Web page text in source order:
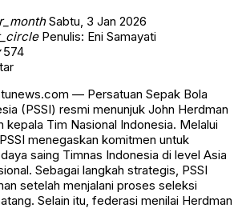
Sabtu, 3 Jan 2026
Penulis: Eni Samayati
574
— Persatuan Sepak Bola
(PSSI) resmi menunjuk John Herdman
kepala Tim Nasional Indonesia. Melalui
menegaskan komitmen untuk
saing Timnas Indonesia di level Asia
Sebagai langkah strategis, PSSI
setelah menjalani proses seleksi
Selain itu, federasi menilai Herdman